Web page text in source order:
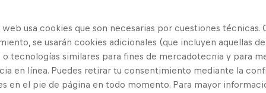
de juegos para móviles, el Red Bull
Temporada 4. ¿Crees que tienes posibilidades?
web usa cookies que son necesarias por cuestiones técnicas.
se usarán cookies adicionales (que incluyen aquellas de
tecnologías similares para fines de mercadotecnia y para
en línea. Puedes retirar tu consentimiento mediante la
en el pie de página en todo momento. Para mayor